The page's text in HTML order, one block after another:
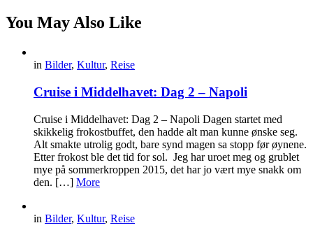
You May Also Like
in Bilder, Kultur, Reise
Cruise i Middelhavet: Dag 2 – Napoli
Cruise i Middelhavet: Dag 2 – Napoli Dagen startet med
skikkelig frokostbuffet, den hadde alt man kunne ønske seg.
Alt smakte utrolig godt, bare synd magen sa stopp før øynene.
Etter frokost ble det tid for sol. Jeg har uroet meg og grublet
mye på sommerkroppen 2015, det har jo vært mye snakk om
den. […] More
in Bilder, Kultur, Reise